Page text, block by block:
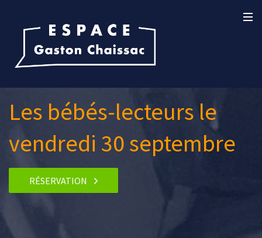
Les bébés-lecteurs le
vendredi 30 septembre
RÉSERVATION